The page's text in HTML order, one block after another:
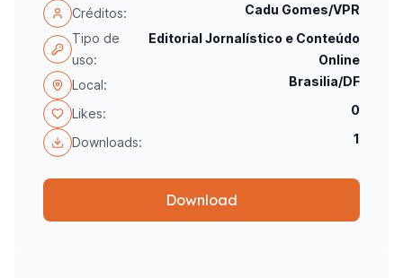
Créditos:
Cadu Gomes/VPR
Tipo de
uso:
Editorial Jornalístico e Conteúdo
Online
Local:
Brasilia/DF
Likes: 0
Downloads: 1
Download